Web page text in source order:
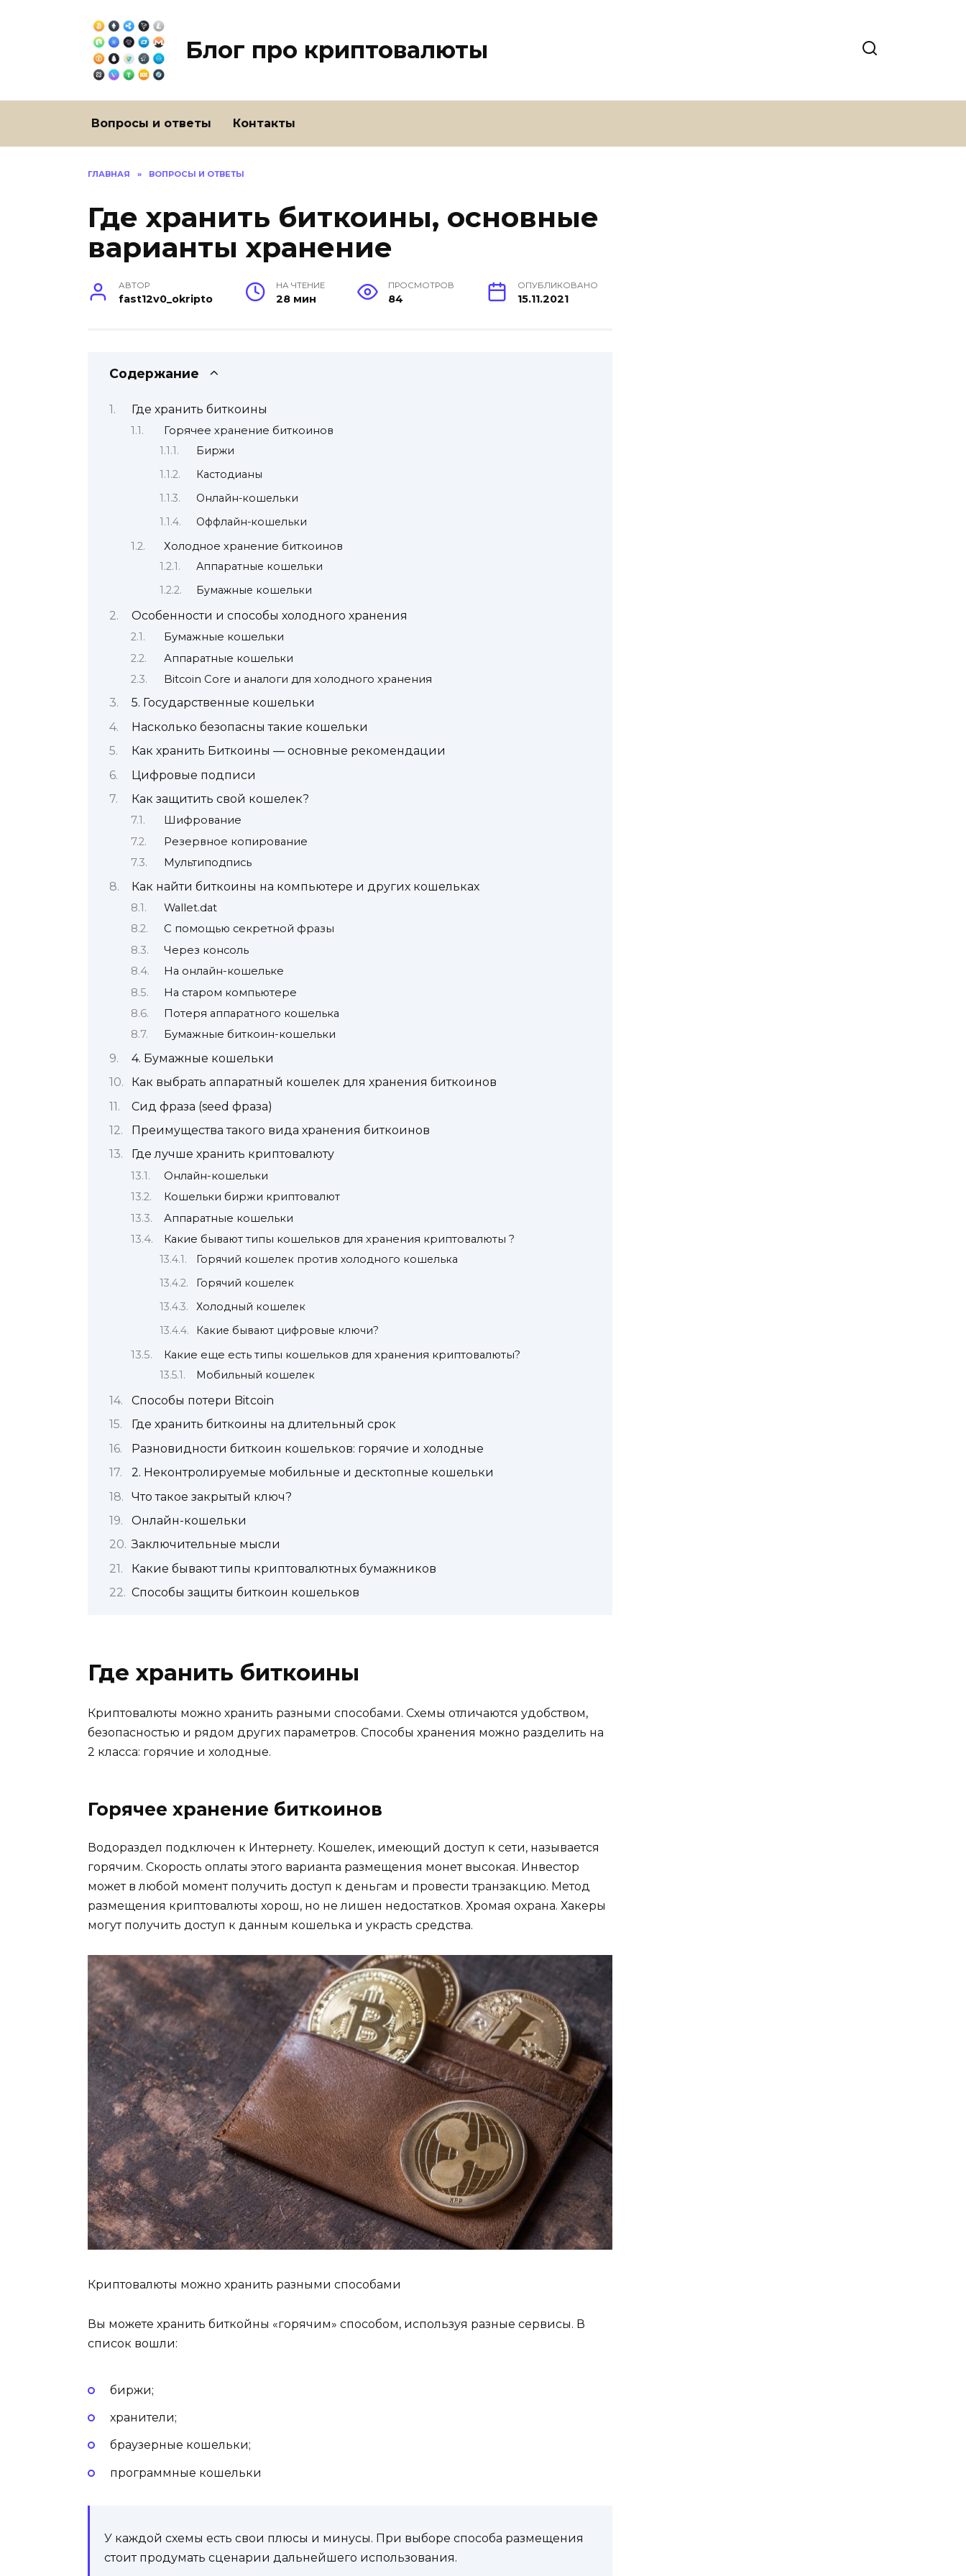
Блог про криптовалюты
Вопросы и ответы Контакты
ГЛАВНАЯ » ВОПРОСЫ И ОТВЕТЫ
Где хранить биткоины, основные
варианты хранение
АВТОР
fast12v0_okripto
НА ЧТЕНИЕ
28 мин
ПРОСМОТРОВ
84
ОПУБЛИКОВАНО
15.11.2021
Содержание
Где хранить биткоины
Горячее хранение биткоинов
Биржи
Кастодианы
Онлайн-кошельки
Оффлайн-кошельки
Холодное хранение биткоинов
Аппаратные кошельки
Бумажные кошельки
Особенности и способы холодного хранения
Бумажные кошельки
Аппаратные кошельки
Bitcoin Core и аналоги для холодного хранения
5. Государственные кошельки
Насколько безопасны такие кошельки
Как хранить Биткоины — основные рекомендации
Цифровые подписи
Как защитить свой кошелек?
Шифрование
Резервное копирование
Мультиподпись
Как найти биткоины на компьютере и других кошельках
Wallet.dat
С помощью секретной фразы
Через консоль
На онлайн-кошельке
На старом компьютере
Потеря аппаратного кошелька
Бумажные биткоин-кошельки
4. Бумажные кошельки
Как выбрать аппаратный кошелек для хранения биткоинов
Сид фраза (seed фраза)
Преимущества такого вида хранения биткоинов
Где лучше хранить криптовалюту
Онлайн-кошельки
Кошельки биржи криптовалют
Аппаратные кошельки
Какие бывают типы кошельков для хранения криптовалюты ?
Горячий кошелек против холодного кошелька
Горячий кошелек
Холодный кошелек
Какие бывают цифровые ключи?
Какие еще есть типы кошельков для хранения криптовалюты?
Мобильный кошелек
Способы потери Bitcoin
Где хранить биткоины на длительный срок
Разновидности биткоин кошельков: горячие и холодные
2. Неконтролируемые мобильные и десктопные кошельки
Что такое закрытый ключ?
Онлайн-кошельки
Заключительные мысли
Какие бывают типы криптовалютных бумажников
Способы защиты биткоин кошельков
Где хранить биткоины
Криптовалюты можно хранить разными способами. Схемы отличаются удобством,
безопасностью и рядом других параметров. Способы хранения можно разделить на
2 класса: горячие и холодные.
Горячее хранение биткоинов
Водораздел подключен к Интернету. Кошелек, имеющий доступ к сети, называется
горячим. Скорость оплаты этого варианта размещения монет высокая. Инвестор
может в любой момент получить доступ к деньгам и провести транзакцию. Метод
размещения криптовалюты хорош, но не лишен недостатков. Хромая охрана. Хакеры
могут получить доступ к данным кошелька и украсть средства.
Криптовалюты можно хранить разными способами
Вы можете хранить биткойны «горячим» способом, используя разные сервисы. В
список вошли:
биржи;
хранители;
браузерные кошельки;
программные кошельки
У каждой схемы есть свои плюсы и минусы. При выборе способа размещения
стоит продумать сценарии дальнейшего использования.